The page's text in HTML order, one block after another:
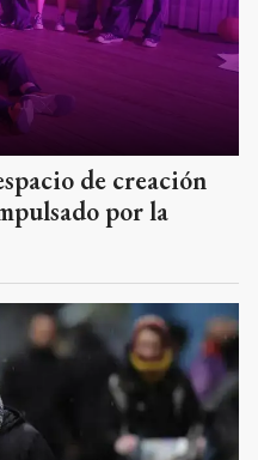
de creación
por la